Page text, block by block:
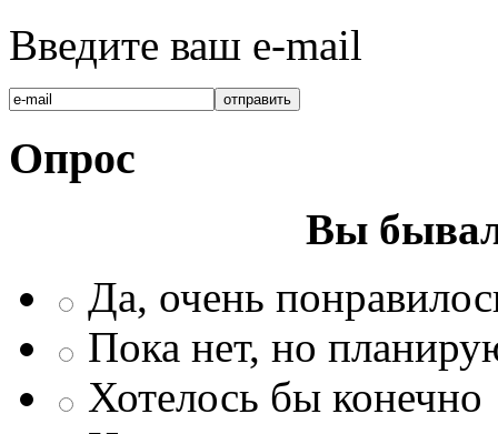
Введите ваш e-mail
Опрос
Вы
Да, очень
Пока нет, но
Хотелось бы конечно